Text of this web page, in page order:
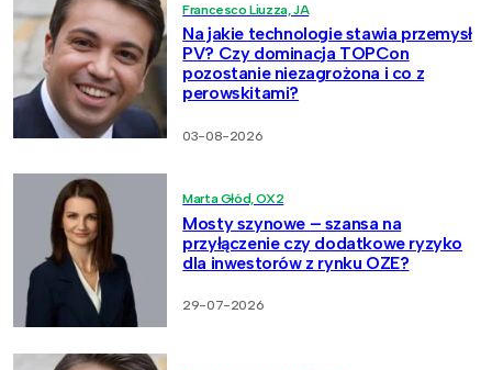
Francesco Liuzza, JA
Na jakie technologie stawia przemysł
PV? Czy dominacja TOPCon
pozostanie niezagrożona i co z
perowskitami?
03-08-2026
Marta Głód, OX2
Mosty szynowe – szansa na
przyłączenie czy dodatkowe ryzyko
dla inwestorów z rynku OZE?
29-07-2026